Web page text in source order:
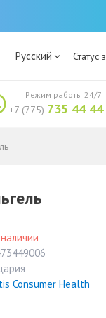
Русский Статус
+7 (775) 735 44 44
Режим работы 24/7
Consumer Health